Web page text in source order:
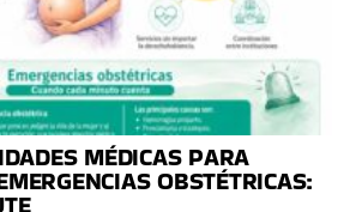
MÉDICAS PARA
OBSTÉTRICAS: